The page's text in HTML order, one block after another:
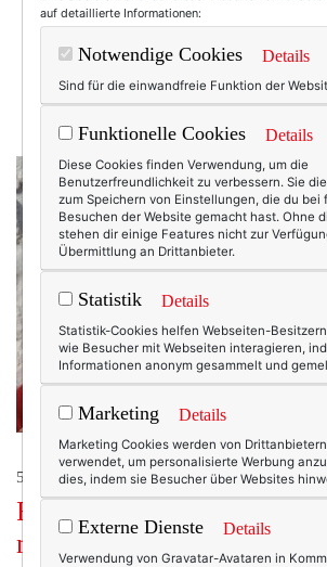
50+ LIFESTYLE
Frauen ab 50: Das
mit Maria Al-Mana.
auf detaillierte Informationen:
Notwendige Cookies Details
Sind für die einwandfreie Funktion der
Funktionelle Cookies Details
Diese Cookies finden Verwendung, um die
Benutzerfreundlichkeit zu verbessern. Sie
zum Speichern von Einstellungen, die du bei
Besuchen der Website gemacht hast. Ohne
stehen dir einige Features nicht zur
Übermittlung an Drittanbieter.
Statistik Details
Statistik-Cookies helfen Webseiten-
wie Besucher mit Webseiten interagieren,
Informationen anonym gesammelt und
Marketing Details
Marketing Cookies werden von
verwendet, um personalisierte Werbung
dies, indem sie Besucher über Websites
Externe Dienste Details
Verwendung von Gravatar-Avataren in